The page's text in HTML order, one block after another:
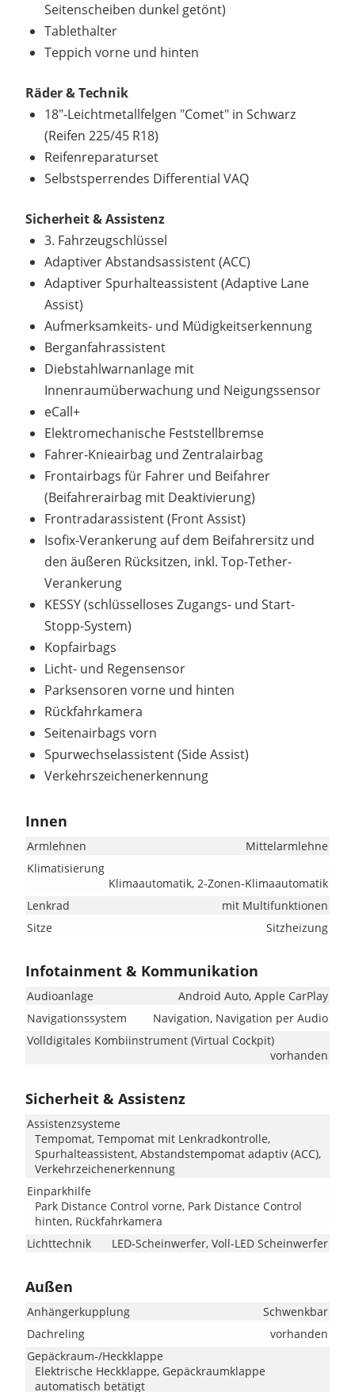
Seitenscheiben dunkel getönt)
Tablethalter
Teppich vorne und hinten
Räder & Technik
18"-Leichtmetallfelgen "Comet" in Schwarz
(Reifen 225/45 R18)
Reifenreparaturset
Selbstsperrendes Differential VAQ
Sicherheit & Assistenz
3. Fahrzeugschlüssel
Adaptiver Abstandsassistent (ACC)
Adaptiver Spurhalteassistent (Adaptive Lane
Assist)
Aufmerksamkeits- und Müdigkeitserkennung
Berganfahrassistent
Diebstahlwarnanlage mit
Innenraumüberwachung und Neigungssensor
eCall+
Elektromechanische Feststellbremse
Fahrer-Knieairbag und Zentralairbag
Frontairbags für Fahrer und Beifahrer
(Beifahrerairbag mit Deaktivierung)
Frontradarassistent (Front Assist)
Isofix-Verankerung auf dem Beifahrersitz und
den äußeren Rücksitzen, inkl. Top-Tether-
Verankerung
KESSY (schlüsselloses Zugangs- und Start-
Stopp-System)
Kopfairbags
Licht- und Regensensor
Parksensoren vorne und hinten
Rückfahrkamera
Seitenairbags vorn
Spurwechselassistent (Side Assist)
Verkehrszeichenerkennung
Innen
Armlehnen
Mittelarmlehne
Klimatisierung
Klimaautomatik, 2-Zonen-Klimaautomatik
Lenkrad
mit Multifunktionen
Sitze
Sitzheizung
Infotainment & Kommunikation
Audioanlage
Android Auto, Apple CarPlay
Navigationssystem
Navigation, Navigation per Audio
Volldigitales Kombiinstrument (Virtual Cockpit)
vorhanden
Sicherheit & Assistenz
Assistenzsysteme
Tempomat, Tempomat mit Lenkradkontrolle,
Spurhalteassistent, Abstandstempomat adaptiv (ACC),
Verkehrzeichenerkennung
Einparkhilfe
Park Distance Control vorne, Park Distance Control
hinten, Rückfahrkamera
Lichttechnik
LED-Scheinwerfer, Voll-LED Scheinwerfer
Außen
Anhängerkupplung
Schwenkbar
Dachreling
vorhanden
Gepäckraum-/Heckklappe
Elektrische Heckklappe, Gepäckraumklappe
automatisch betätigt